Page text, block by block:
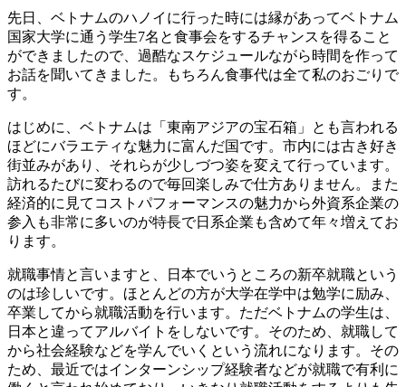
先日、ベトナムのハノイに行った時には縁があってベトナム
国家大学に通う学生7名と食事会をするチャンスを得ること
ができましたので、過酷なスケジュールながら時間を作って
お話を聞いてきました。もちろん食事代は全て私のおごりで
す。
はじめに、ベトナムは「東南アジアの宝石箱」とも言われる
ほどにバラエティな魅力に富んだ国です。市内には古き好き
街並みがあり、それらが少しづつ姿を変えて行っています。
訪れるたびに変わるので毎回楽しみで仕方ありません。また
経済的に見てコストパフォーマンスの魅力から外資系企業の
参入も非常に多いのが特長で日系企業も含めて年々増えてお
ります。
就職事情と言いますと、日本でいうところの新卒就職という
のは珍しいです。ほとんどの方が大学在学中は勉学に励み、
卒業してから就職活動を行います。ただベトナムの学生は、
日本と違ってアルバイトをしないです。そのため、就職して
から社会経験などを学んでいくという流れになります。その
ため、最近ではインターンシップ経験者などが就職で有利に